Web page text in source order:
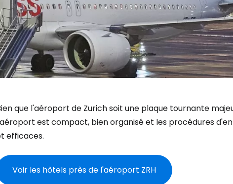
que l'aéroport de Zurich soit une plaque tournante
est compact, bien organisé et les procédures
efficaces.
Voir les hôtels près de l'aéroport ZRH